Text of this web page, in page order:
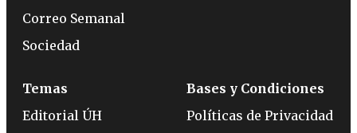
Correo Semanal
Sociedad
Temas
Editorial ÚH
Bases y Condiciones
Políticas de Privacidad